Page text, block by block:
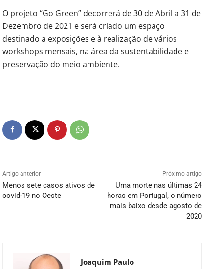
O projeto “Go Green” decorrerá de 30 de Abril a 31 de
Dezembro de 2021 e será criado um espaço
destinado a exposições e à realização de vários
workshops mensais, na área da sustentabilidade e
preservação do meio ambiente.
Artigo anterior
Menos sete casos ativos de
covid-19 no Oeste
Próximo artigo
Uma morte nas últimas 24
horas em Portugal, o número
mais baixo desde agosto de
2020
Joaquim Paulo